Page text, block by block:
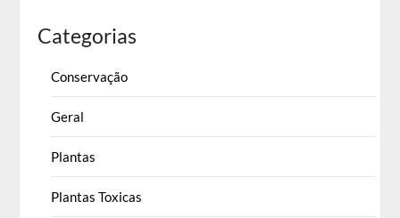
Categorias
Conservação
Geral
Plantas
Plantas Toxicas